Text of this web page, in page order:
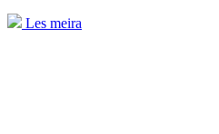
Les meira